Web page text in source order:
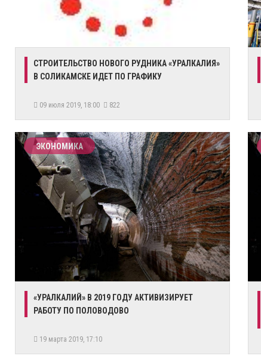
​СТРОИТЕЛЬСТВО НОВОГО РУДНИКА «УРАЛКАЛИЯ»
В СОЛИКАМСКЕ ИДЕТ ПО ГРАФИКУ
09 июля 2019, 18:00 822
ЭКОНОМИКА
​«УРАЛКАЛИЙ» В 2019 ГОДУ АКТИВИЗИРУЕТ
РАБОТУ ПО ПОЛОВОДОВО
19 марта 2019, 17:10